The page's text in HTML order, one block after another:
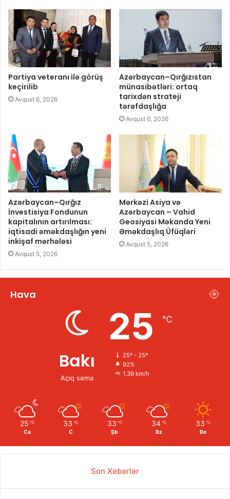
Partiya veteranı ilə görüş
keçirilib
Avqust 6, 2026
Azərbaycan–Qırğızıstan
münasibətləri: ortaq
tarixdən strateji
tərəfdaşlığa
Avqust 6, 2026
Azərbaycan–Qırğız
İnvestisiya Fondunun
kapitalının artırılması:
iqtisadi əməkdaşlığın yeni
inkişaf mərhələsi
Avqust 5, 2026
Mərkəzi Asiya və
Azərbaycan – Vahid
Geosiyasi Məkanda Yeni
Əməkdaşlıq Üfüqləri
Avqust 5, 2026
Hava
Bakı
Açıq səma
25 ℃
25º - 25º
92%
1.39 km/h
25 ℃
Ca
33 ℃
C
33 ℃
Şb
34 ℃
Bz
33 ℃
Be
Son Xəbərlər